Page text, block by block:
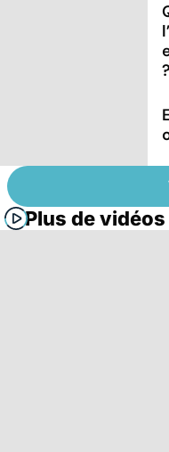
?
Plus de vidéos